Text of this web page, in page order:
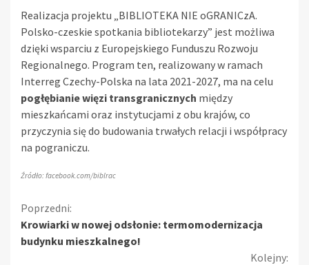
Realizacja projektu „BIBLIOTEKA NIE oGRANICzA.
Polsko-czeskie spotkania bibliotekarzy” jest możliwa
dzięki wsparciu z Europejskiego Funduszu Rozwoju
Regionalnego. Program ten, realizowany w ramach
Interreg Czechy-Polska na lata 2021-2027, ma na celu
pogłębianie więzi transgranicznych między
mieszkańcami oraz instytucjami z obu krajów, co
przyczynia się do budowania trwałych relacji i współpracy
na pograniczu.
Źródło: facebook.com/biblrac
Kontynuuj
czytanie
Poprzedni:
Krowiarki w nowej odsłonie: termomodernizacja
budynku mieszkalnego!
Kolejny: